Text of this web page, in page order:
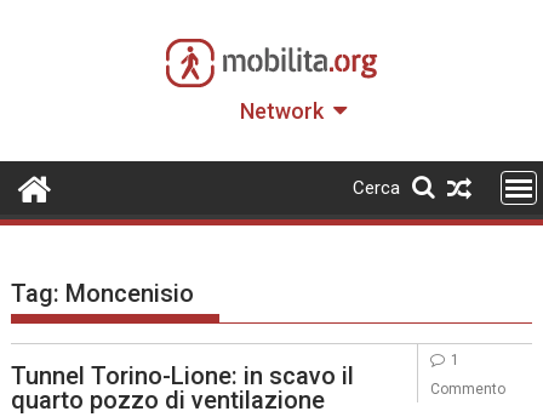
Network
Cerca
Tag: Moncenisio
Tunnel Torino-Lione: in scavo il
quarto pozzo di ventilazione
1
Commento